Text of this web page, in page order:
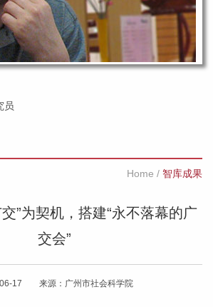
员
Home / 智库成果
”为契机，搭建“永不落幕的广
交会”
17 来源：广州市社会科学院